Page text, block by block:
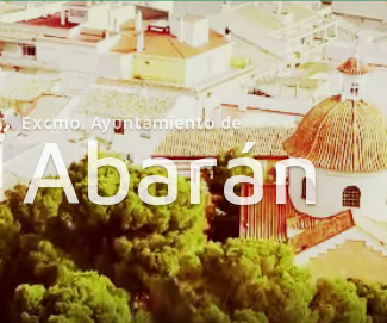
Excmo. Ayuntamiento de
Abarán